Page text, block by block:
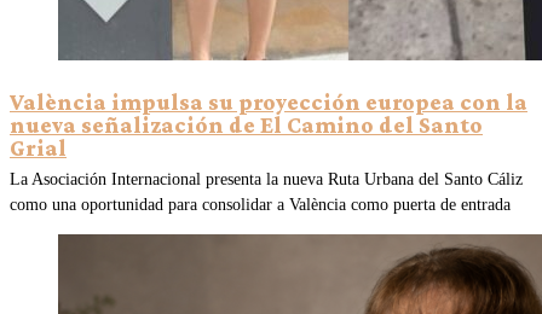
València impulsa su proyección europea con la
nueva señalización de El Camino del Santo
Grial
La Asociación Internacional presenta la nueva Ruta Urbana del Santo Cáliz
como una oportunidad para consolidar a València como puerta de entrada